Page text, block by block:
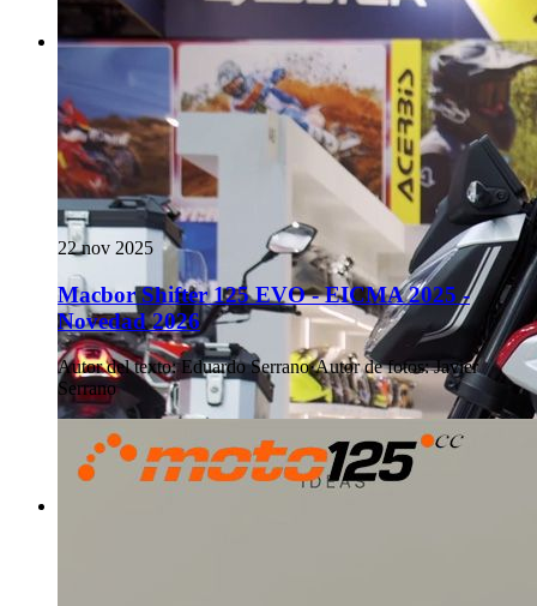
22 nov 2025
Macbor Shifter 125 EVO - EICMA 2025 -
Novedad 2026
Autor del texto: Eduardo Serrano·Autor de fotos: Javier
Serrano